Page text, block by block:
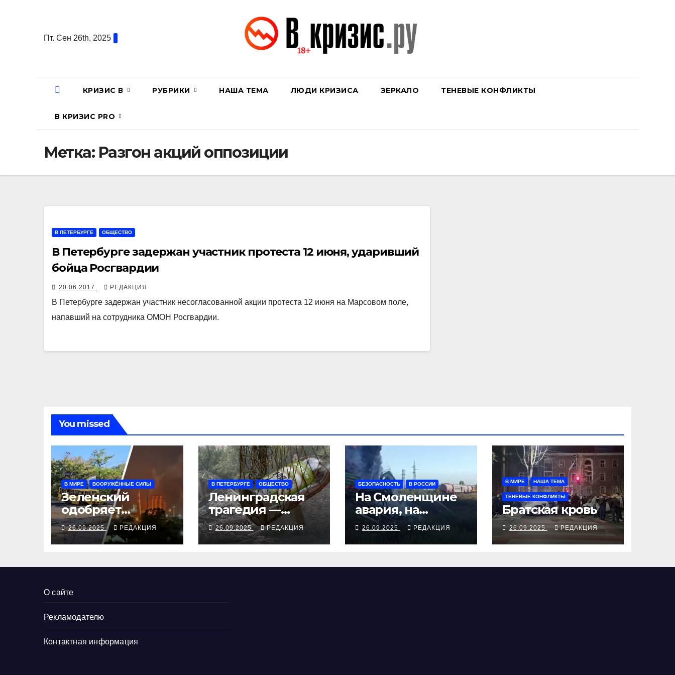
содержаниюПт. Сен 26th, 2025
КРИЗИС В РУБРИКИ НАША ТЕМА ЛЮДИ КРИЗИСА ЗЕРКАЛО ТЕНЕВЫЕ КОНФЛИКТЫ
В КРИЗИС PRO
Метка: Разгон акций оппозиции
В ПЕТЕРБУРГЕ ОБЩЕСТВО
В Петербурге задержан участник протеста 12 июня, ударивший
бойца Росгвардии
20.06.2017 РЕДАКЦИЯ
В Петербурге задержан участник несогласованной акции протеста 12 июня на Марсовом поле,
напавший на сотрудника ОМОН Росгвардии.
You missed
В МИРЕ ВООРУЖЁННЫЕ СИЛЫ
Зеленский
одобряет
выступления
Трампа, ВСУ
закрыли
26.09.2025 РЕДАКЦИЯ
В ПЕТЕРБУРГЕ ОБЩЕСТВО
Ленинградская
трагедия —
серия смертей от
алкосуррогата
26.09.2025 РЕДАКЦИЯ
БЕЗОПАСНОСТЬ В РОССИИ
На Смоленщине
авария, на
Псковщине
взрыв
26.09.2025 РЕДАКЦИЯ
В МИРЕ НАША ТЕМА
ТЕНЕВЫЕ КОНФЛИКТЫ
Братская кровь
26.09.2025 РЕДАКЦИЯ
О сайте
Рекламодателю
Контактная информация